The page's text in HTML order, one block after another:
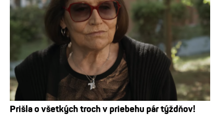
Prišla o všetkých troch v priebehu pár týždňov!